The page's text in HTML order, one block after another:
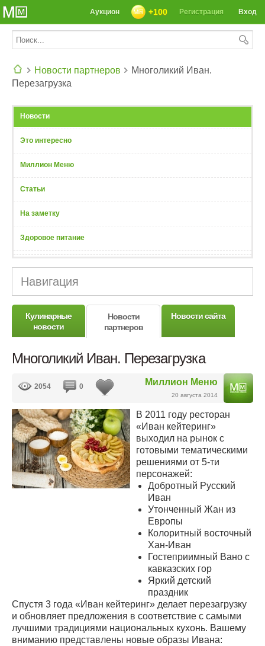
Вход
Регистрация
+100
Аукцион
Новости партнеров
Многоликий Иван.
Перезагрузка
Новости
Это интересно
Миллион Меню
Статьи
На заметку
Здоровое питание
Навигация
Кулинарные
новости
Новости
партнеров
Новости сайта
Многоликий Иван. Перезагрузка
Миллион Меню
20 августа 2014
2054 0
В 2011 году ресторан
«Иван кейтеринг»
выходил на рынок с
готовыми тематическими
решениями от 5-ти
персонажей:
Добротный Русский
Иван
Утонченный Жан из
Европы
Колоритный восточный
Хан-Иван
Гостеприимный Вано с
кавказских гор
Яркий детский
праздник
Спустя 3 года «Иван кейтеринг» делает перезагрузку
и обновляет предложения в соответствие с самыми
лучшими традициями национальных кухонь. Вашему
вниманию представлены новые образы Ивана: